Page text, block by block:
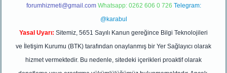
forumhizmeti@gmail.com Whatsapp: 0262 606 0 726 Telegram:
@karabul
Yasal Uyarı: Sitemiz, 5651 Sayılı Kanun gereğince Bilgi Teknolojileri
ve İletişim Kurumu (BTK) tarafından onaylanmış bir Yer Sağlayıcı olarak
hizmet vermektedir. Bu nedenle, sitedeki içerikleri proaktif olarak